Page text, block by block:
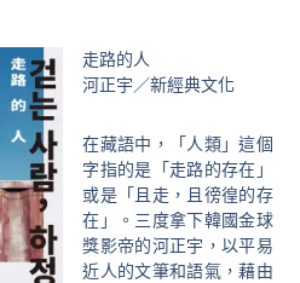
走路的人
河正宇／新經典文化
在藏語中，「人類」這個
字指的是「走路的存在」
或是「且走，且徬徨的存
在」。三度拿下韓國金球
獎影帝的河正宇，以平易
近人的文筆和語氣，藉由